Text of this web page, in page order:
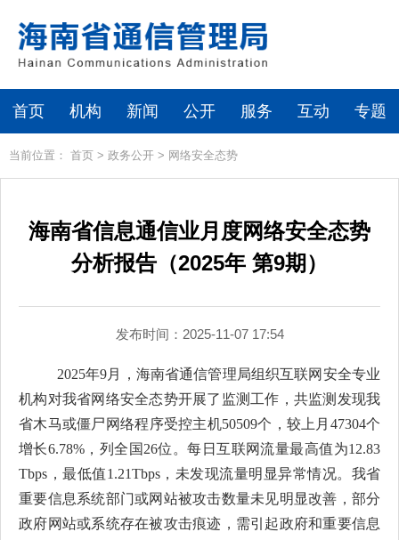
首页 机构 新闻 公开 服务 互动 专题
当前位置： 首页 > 政务公开 > 网络安全态势
海南省信息通信业月度网络安全态势
分析报告（2025年 第9期）
发布时间：2025-11-07 17:54
2025年9月
，海南省通信管理局组织互联网安全专业
机构对我省网络安全态势开展了监测工作，共监测发现我
省木马或僵尸网络程序受控主机50509个，较上月47304个
增长6.78%，列全国26位。每日互联网流量最高值为12.83
Tbps，最低值1.21Tbps，未发现流量明显异常情况。我省
重要信息系统部门或网站被攻击数量未见明显改善，部分
政府网站或系统存在被攻击痕迹，需引起政府和重要信息